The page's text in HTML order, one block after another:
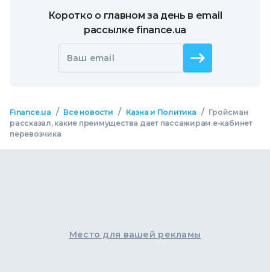
Коротко о главном за день в email
рассылке finance.ua
Ваш email
Finance.ua / Все новости / Казна и Политика / Гройсман
рассказал, какие преимущества дает пассажирам е-кабинет
перевозчика
Место для вашей рекламы